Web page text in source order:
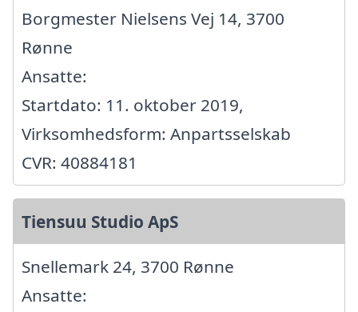
Borgmester Nielsens Vej 14, 3700
Rønne
Ansatte:
Startdato: 11. oktober 2019,
Virksomhedsform: Anpartsselskab
CVR: 40884181
Tiensuu Studio ApS
Snellemark 24, 3700 Rønne
Ansatte: